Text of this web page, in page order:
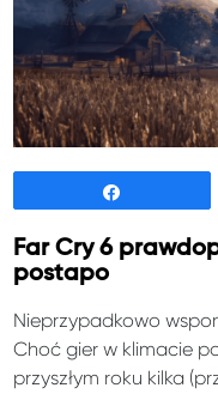
Far Cry 6
postapo
Nieprzypadkowo
Choć gier w klimacie
przyszłym roku kilka